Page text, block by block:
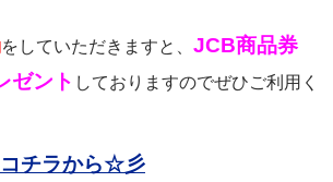
をしていただきますと、 JCB商品券
ゼント しておりますのでぜひご利用く
チラから☆彡